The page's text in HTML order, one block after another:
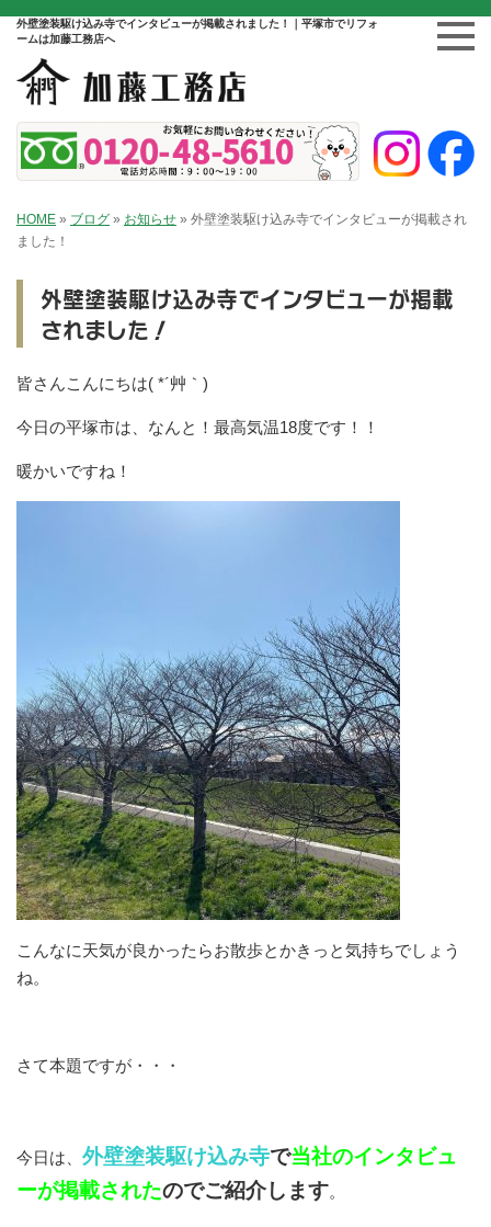
外壁塗装駆け込み寺でインタビューが掲載されました！｜平塚市でリフォ
ームは加藤工務店へ
HOME » ブログ » お知らせ » 外壁塗装駆け込み寺でインタビューが掲載され
ました！
外壁塗装駆け込み寺でインタビューが掲載
されました！
皆さんこんにちは( *´艸｀)
今日の平塚市は、なんと！最高気温18度です！！
暖かいですね！
こんなに天気が良かったらお散歩とかきっと気持ちでしょう
ね。
さて本題ですが・・・
今日は、 外壁塗装駆け込み寺で当社のインタビュ
ーが掲載されたのでご紹介します。